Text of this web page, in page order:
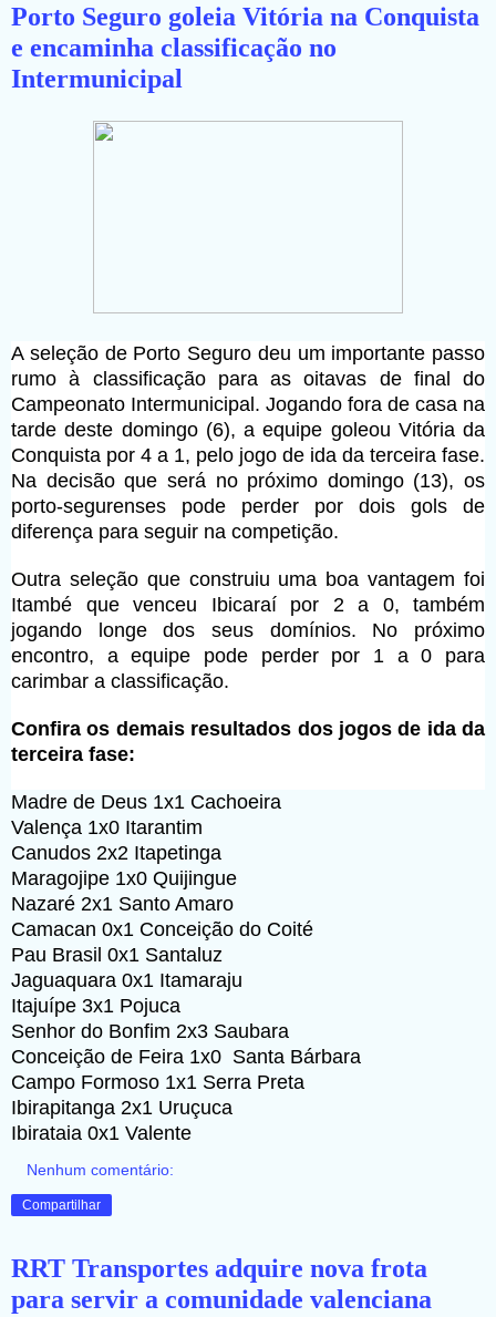
Porto Seguro goleia Vitória na Conquista
e encaminha classificação no
Intermunicipal
A seleção de Porto Seguro deu um importante passo
rumo à classificação para as oitavas de final do
Campeonato Intermunicipal. Jogando fora de casa na
tarde deste domingo (6), a equipe goleou Vitória da
Conquista por 4 a 1, pelo jogo de ida da terceira fase.
Na decisão que será no próximo domingo (13), os
porto-segurenses pode perder por dois gols de
diferença para seguir na competição.
Outra seleção que construiu uma boa vantagem foi
Itambé que venceu Ibicaraí por 2 a 0, também
jogando longe dos seus domínios. No próximo
encontro, a equipe pode perder por 1 a 0 para
carimbar a classificação.
Confira os demais resultados dos jogos de ida da
terceira fase:
Madre de Deus 1x1 Cachoeira
Valença 1x0 Itarantim
Canudos 2x2 Itapetinga
Maragojipe 1x0 Quijingue
Nazaré 2x1 Santo Amaro
Camacan 0x1 Conceição do Coité
Pau Brasil 0x1 Santaluz
Jaguaquara 0x1 Itamaraju
Itajuípe 3x1 Pojuca
Senhor do Bonfim 2x3 Saubara
Conceição de Feira 1x0 Santa Bárbara
Campo Formoso 1x1 Serra Preta
Ibirapitanga 2x1 Uruçuca
Ibirataia 0x1 Valente
Nenhum comentário:
Compartilhar
RRT Transportes adquire nova frota
para servir a comunidade valenciana